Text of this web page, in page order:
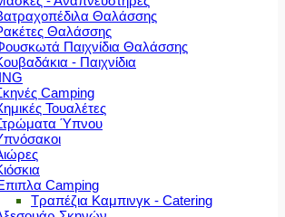
Θαλάσσης
Θαλάσσης
Παιχνίδια Θαλάσσης
- Παιχνίδια
Camping
Τουαλέτες
Ύπνου
Camping
Τραπέζια Καμπινγκ - Catering